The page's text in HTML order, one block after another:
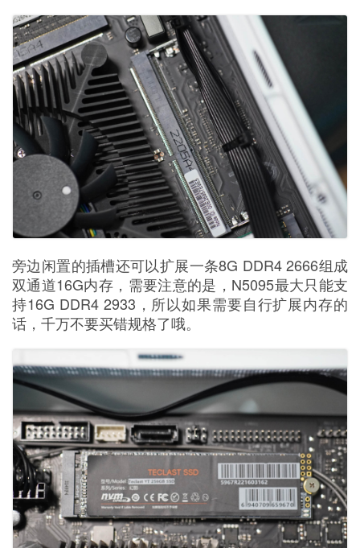
旁边闲置的插槽还可以扩展一条8G DDR4 2666组成
双通道16G内存，需要注意的是，N5095最大只能支
持16G DDR4 2933，所以如果需要自行扩展内存的
话，千万不要买错规格了哦。